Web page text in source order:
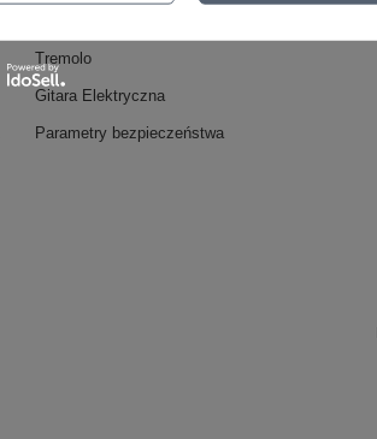
Tremolo
Gitara Elektryczna
Parametry bezpieczeństwa